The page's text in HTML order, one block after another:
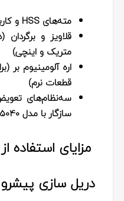
مته‌های HSS و کاربید (از ۰٫۵ تا ۳۲ میلی‌متر)
قلاویز و برگردان
متریک و اینچی)
اره آلومینیوم‌ بر
قطعات نرم)
سه‌نظام‌های
سازگار با مدل Z5040 و سایر دریل‌های رایج)
مزایای استفاده
دریل سازی